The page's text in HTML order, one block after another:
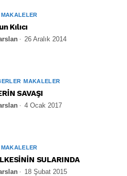
MAKALELER
Kılıcı
26 Aralık 2014
MAKALELER
SAVAŞI
4 Ocak 2017
MAKALELER
SULARINDA
18 Şubat 2015